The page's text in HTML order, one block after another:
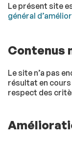
Le présent site
général
Contenus
Le site n’a pas
résultat en
respect des